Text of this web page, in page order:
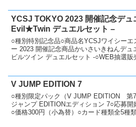
YCSJ TOKYO 2023 開催記念デュ
Evil★Twin デュエルセット –
○種別特別記念品○商品名YCSJワイシーエ
ー 2023 開催記念商品かいさいきねんデ
ビルツイン デュエルセット -○WEB抽選販
V JUMP EDITION 7
○種別限定パック（V JUMP EDITION 第
ジャンプ EDITIONエディション 7○応募開
○価格300円（小為替）○カード種類全5種